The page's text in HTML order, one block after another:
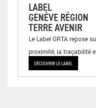
LABEL
GENÈVE RÉGION
TERRE AVENIR
Le Label GRTA repose
proximité, la traçabilité
DÉCOUVRIR LE LABEL